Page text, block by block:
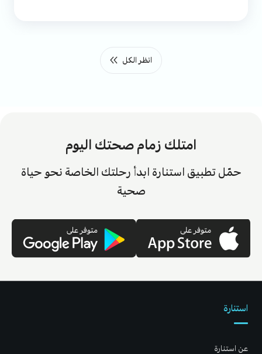
انظر الكل
امتلك زمام صحتك اليوم
حمّل تطبيق استنارة ابدأ رحلتك الخاصة نحو حياة
صحية
استنارة
عن استنارة